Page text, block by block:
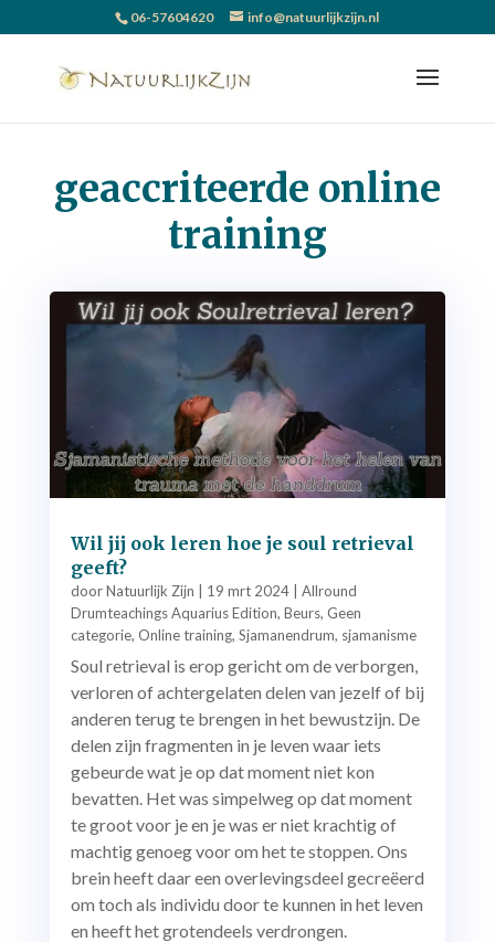
06-57604620 info@natuurlijkzijn.nl
geaccriteerde online
training
Wil jij ook leren hoe je soul retrieval
geeft?
doorNatuurlijk Zijn 19 mrt 2024| Allround
Drumteachings Aquarius Edition, Beurs, Geen
categorie, Online training, Sjamanendrum, sjamanisme
Soul retrieval is erop gericht om de verborgen,
verloren of achtergelaten delen van jezelf of bij
anderen terug te brengen in het bewustzijn. De
delen zijn fragmenten in je leven waar iets
gebeurde wat je op dat moment niet kon
bevatten. Het was simpelweg op dat moment
te groot voor je en je was er niet krachtig of
machtig genoeg voor om het te stoppen. Ons
brein heeft daar een overlevingsdeel gecreëerd
om toch als individu door te kunnen in het leven
en heeft het grotendeels verdrongen.